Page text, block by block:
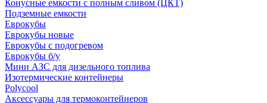
Конусные емкости с полным сливом (ЦКТ)
Подземные емкости
Еврокубы
Еврокубы новые
Еврокубы с подогревом
Еврокубы б/у
Мини АЗС для дизельного топлива
Изотермические контейнеры
Polycool
Аксессуары для термоконтейнеров